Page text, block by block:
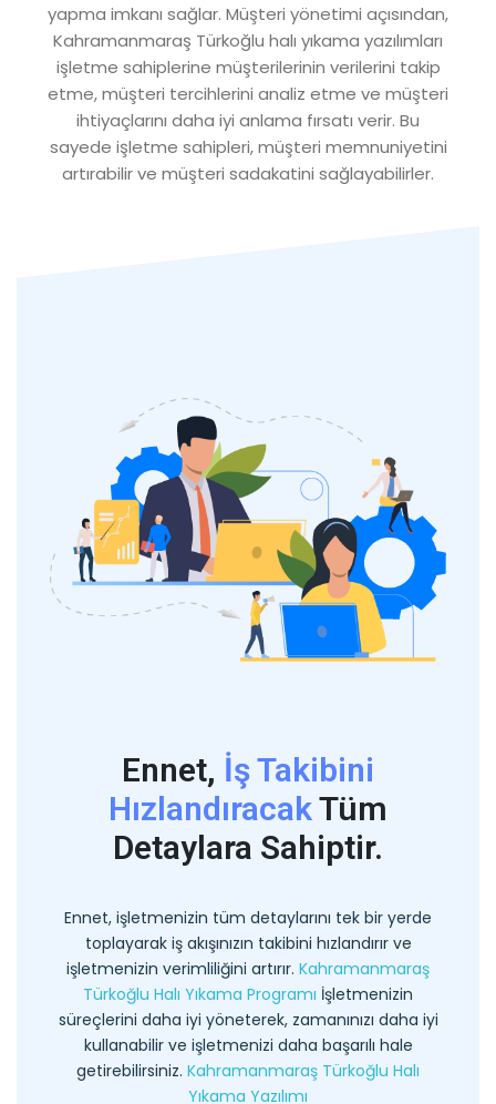
yapma imkanı sağlar. Müşteri yönetimi açısından,
Kahramanmaraş Türkoğlu halı yıkama yazılımları
işletme sahiplerine müşterilerinin verilerini takip
etme, müşteri tercihlerini analiz etme ve müşteri
ihtiyaçlarını daha iyi anlama fırsatı verir. Bu
sayede işletme sahipleri, müşteri memnuniyetini
artırabilir ve müşteri sadakatini sağlayabilirler.
Ennet, İş Takibini
HızlandıracakTüm
Detaylara Sahiptir.
Ennet, işletmenizin tüm detaylarını tek bir yerde
toplayarak iş akışınızın takibini hızlandırır ve
işletmenizin verimliliğini artırır. Kahramanmaraş
Türkoğlu Halı Yıkama Programı İşletmenizin
süreçlerini daha iyi yöneterek, zamanınızı daha iyi
kullanabilir ve işletmenizi daha başarılı hale
getirebilirsiniz. Kahramanmaraş Türkoğlu Halı
Yıkama Yazılımı